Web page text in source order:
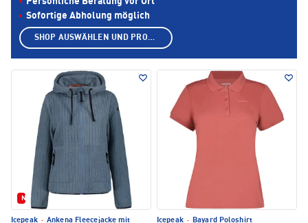
Neu
Icepeak · Ankena Fleecejacke mit
Icepeak · Bayard Poloshirt
Sofortige Abholung möglich
SHOP AUSWÄHLEN UND PRODUKTE ANZEIGEN